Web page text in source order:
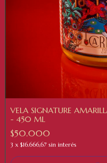
VELA SIGNATURE
- 450 ML
$50.000
3 x $16.666,67 sin interés